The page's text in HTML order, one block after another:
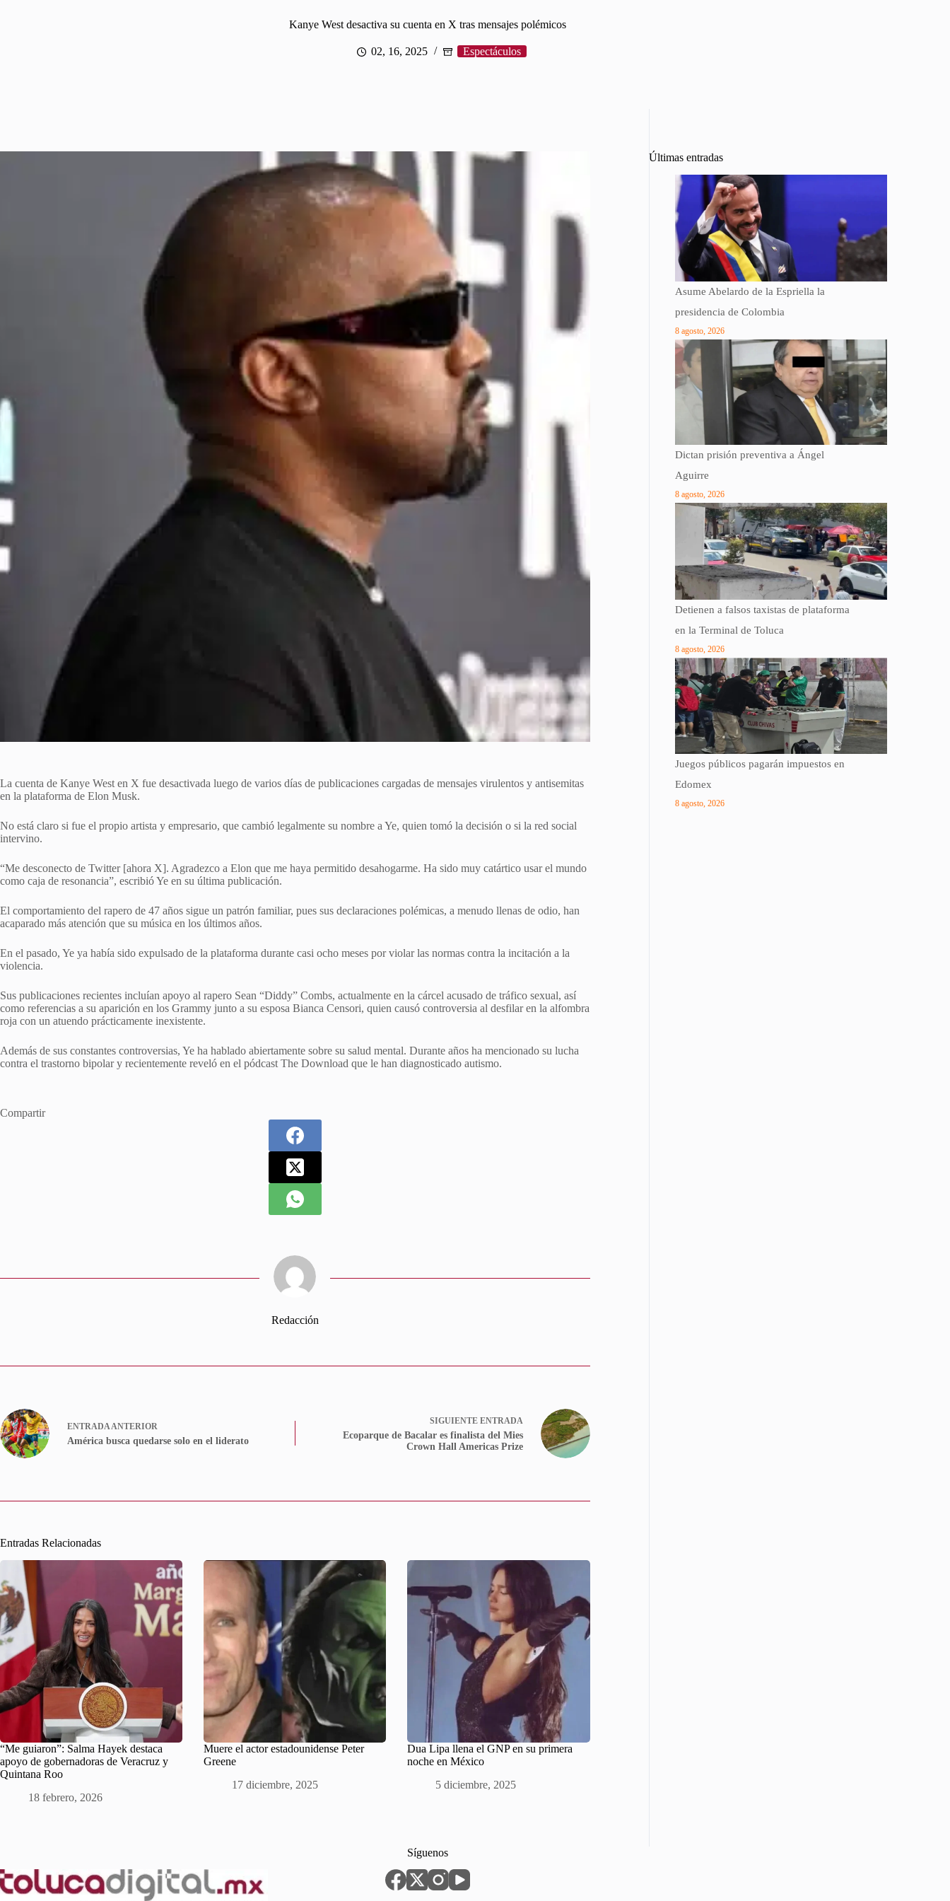
Kanye West desactiva su cuenta en X tras mensajes polémicos
02, 16, 2025 Espectáculos
La cuenta de Kanye West en X fue desactivada luego de varios días de publicaciones cargadas de mensajes virulentos y antisemitas
en la plataforma de Elon Musk.
No está claro si fue el propio artista y empresario, que cambió legalmente su nombre a Ye, quien tomó la decisión o si la red social
intervino.
“Me desconecto de Twitter [ahora X]. Agradezco a Elon que me haya permitido desahogarme. Ha sido muy catártico usar el mundo
como caja de resonancia”, escribió Ye en su última publicación.
El comportamiento del rapero de 47 años sigue un patrón familiar, pues sus declaraciones polémicas, a menudo llenas de odio, han
acaparado más atención que su música en los últimos años.
En el pasado, Ye ya había sido expulsado de la plataforma durante casi ocho meses por violar las normas contra la incitación a la
violencia.
Sus publicaciones recientes incluían apoyo al rapero Sean “Diddy” Combs, actualmente en la cárcel acusado de tráfico sexual, así
como referencias a su aparición en los Grammy junto a su esposa Bianca Censori, quien causó controversia al desfilar en la alfombra
roja con un atuendo prácticamente inexistente.
Además de sus constantes controversias, Ye ha hablado abiertamente sobre su salud mental. Durante años ha mencionado su lucha
contra el trastorno bipolar y recientemente reveló en el pódcast The Download que le han diagnosticado autismo.
Compartir
Redacción
ENTRADAANTERIOR
América busca quedarse solo en el liderato
SIGUIENTE ENTRADA
Ecoparque de Bacalar es finalista del Mies
Crown Hall Americas Prize
Entradas Relacionadas
“Me guiaron”: Salma Hayek destaca
apoyo de gobernadoras de Veracruz y
Quintana Roo
18 febrero, 2026
Muere el actor estadounidense Peter
Greene
17 diciembre, 2025
Dua Lipa llena el GNP en su primera
noche en México
5 diciembre, 2025
Últimas entradas
Asume Abelardo de la Espriella la
presidencia de Colombia
8 agosto, 2026
Dictan prisión preventiva a Ángel
Aguirre
8 agosto, 2026
Detienen a falsos taxistas de plataforma
en la Terminal de Toluca
8 agosto, 2026
Juegos públicos pagarán impuestos en
Edomex
8 agosto, 2026
Síguenos